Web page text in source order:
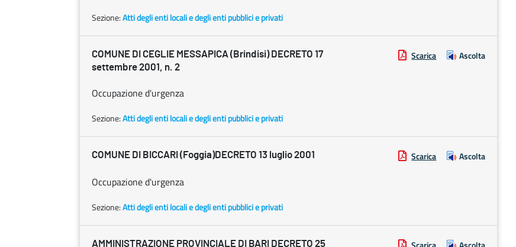
Sezione:Atti degli enti locali e degli enti pubblici e privati
COMUNE DI CEGLIE MESSAPICA (Brindisi) DECRETO 17
settembre 2001, n. 2
Scarica Ascolta
Occupazione d'urgenza
Sezione:Atti degli enti locali e degli enti pubblici e privati
COMUNE DI BICCARI (Foggia)DECRETO 13 luglio 2001 Scarica Ascolta
Occupazione d'urgenza
Sezione:Atti degli enti locali e degli enti pubblici e privati
AMMINISTRAZIONE PROVINCIALE DI BARI DECRETO 25